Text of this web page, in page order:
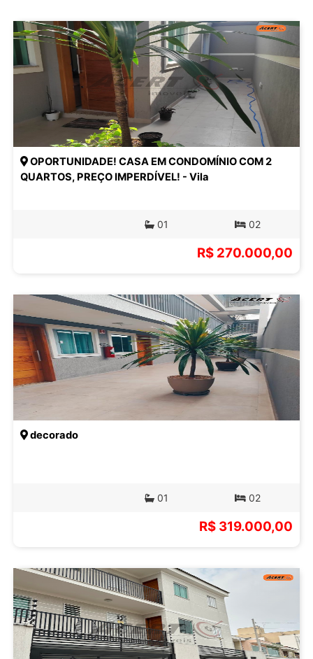
OPORTUNIDADE! CASA EM CONDOMÍNIO COM 2
QUARTOS, PREÇO IMPERDÍVEL! - Vila
01 02
R$ 270.000,00
decorado
01 02
R$ 319.000,00